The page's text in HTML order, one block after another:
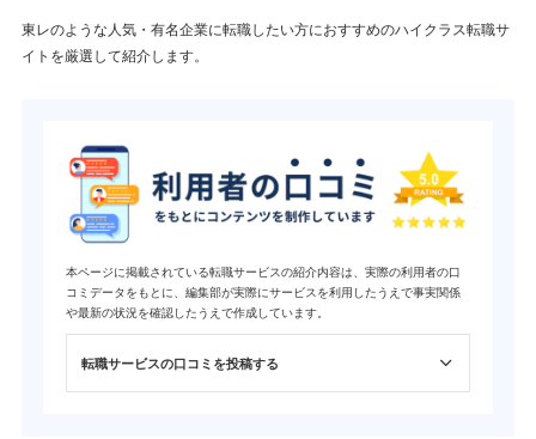
東レのような人気・有名企業に転職したい方におすすめのハイクラス転職サ
イトを厳選して紹介します。
本ページに掲載されている転職サービスの紹介内容は、実際の利用者の口
コミデータをもとに、編集部が実際にサービスを利用したうえで事実関係
や最新の状況を確認したうえで作成しています。
転職サービスの口コミを投稿する